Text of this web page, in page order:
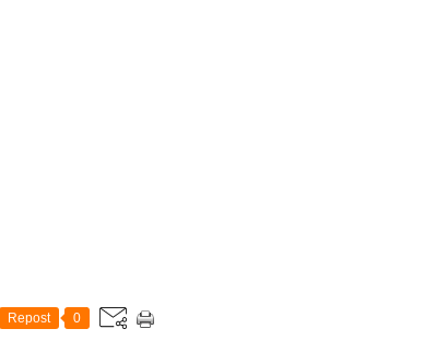
Repost 0